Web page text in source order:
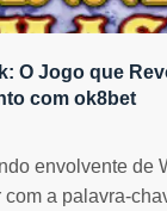
O Jogo que
com ok8bet
envolvente de
a palavra-